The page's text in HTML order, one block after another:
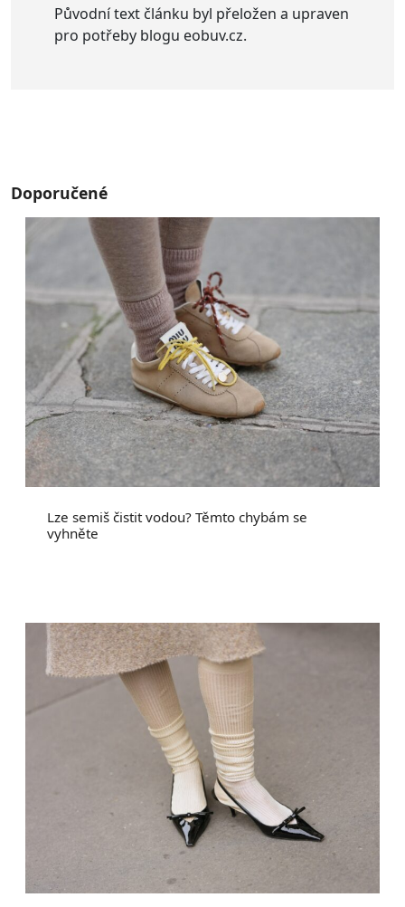
Původní text článku byl přeložen a upraven
pro potřeby blogu eobuv.cz.
Doporučené
Lze semiš čistit vodou? Těmto chybám se
vyhněte